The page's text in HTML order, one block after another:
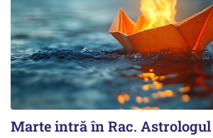
Marte intră în Rac.